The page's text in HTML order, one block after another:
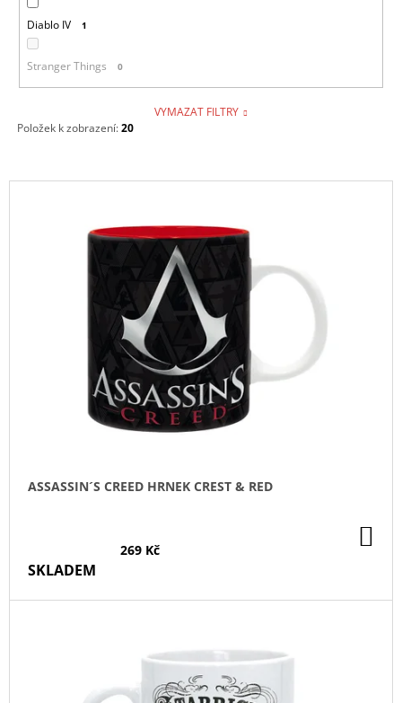
Diablo IV 1
Stranger Things 0
VYMAZAT FILTRY
Položek k zobrazení:20
V
ASSASSIN´S CREED HRNEK CREST & RED
269 Kč
SKLADEM